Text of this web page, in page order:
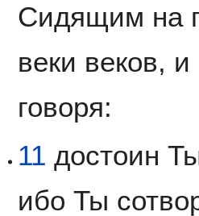
Сидящим на
веки веков,
говоря:
11 достоин
ибо Ты